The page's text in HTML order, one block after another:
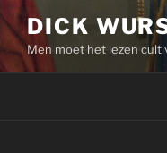
Skip
to
content
DICK
Men moet het lezen